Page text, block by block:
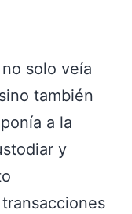
no solo veía
también
a la
y